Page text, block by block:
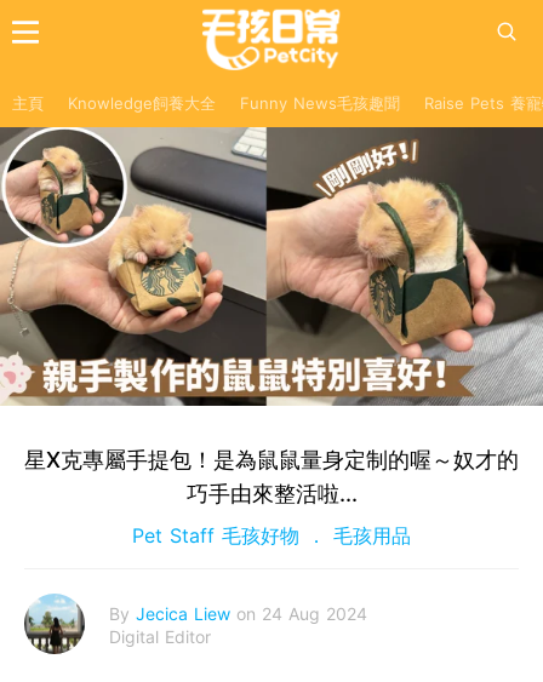
主頁 Knowledge飼養大全 Funny News毛孩趣聞 Raise Pets 養
星X克專屬手提包！是為鼠鼠量身定制的喔～奴才的
巧手由來整活啦...
Pet Staff 毛孩好物 毛孩用品
By Jecica Liew on 24 Aug 2024
Digital Editor